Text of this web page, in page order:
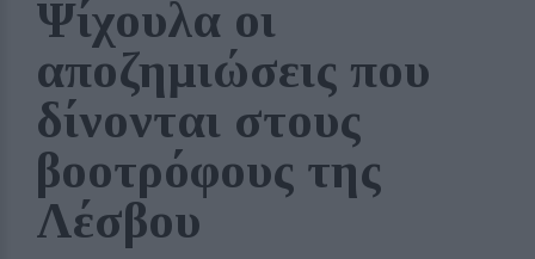
Ψίχουλα οι
αποζημιώσεις που
δίνονται στους
βοοτρόφους της
Λέσβου